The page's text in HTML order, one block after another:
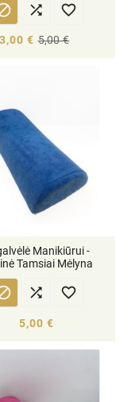
 
3,00 € 5,00 €
Manikiūrui -
Tamsiai Mėlyna
 
5,00 €